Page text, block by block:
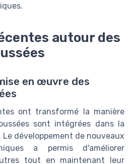
autour des
en œuvre des
ont transformé la manière
sont intégrées dans la
développement de nouveaux
a permis d'améliorer
tout en maintenant leur